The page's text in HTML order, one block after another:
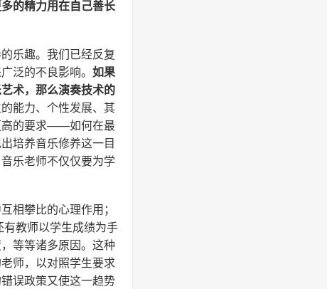
的精力用在自己善长
乐趣。我们已经反复
泛的不良影响。 如果
术，那么演奏技术的
能力、个性发展、其
高的要求——如何在最
培养音乐修养这一目
乐老师不仅仅要为学
相攀比的心理作用；
有教师以学生成绩为手
等等诸多原因。这种
师，以对照学生要求
误政策又使这一趋势